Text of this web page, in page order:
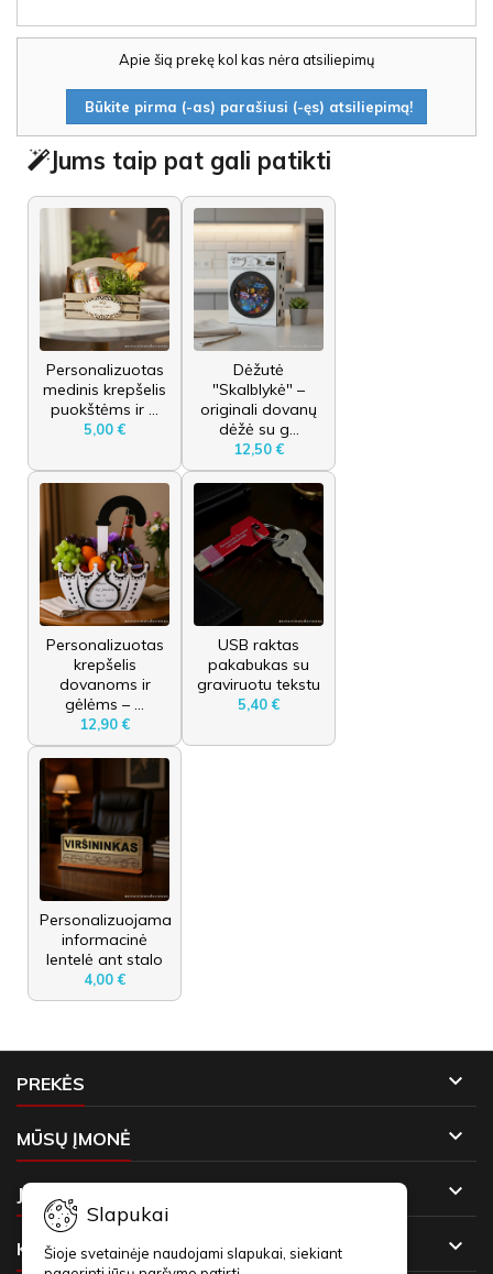
Apie šią prekę kol kas nėra atsiliepimų
Būkite pirma (-as) parašiusi (-ęs) atsiliepimą!
Jums taip pat gali patikti
Personalizuotas
medinis krepšelis
puokštėms ir ...
5,00 €
Dėžutė
"Skalblykė" –
originali dovanų
dėžė su g...
12,50 €
Personalizuotas
krepšelis
dovanoms ir
gėlėms – ...
12,90 €
USB raktas
pakabukas su
graviruotu tekstu
5,40 €
Personalizuojama
informacinė
lentelė ant stalo
4,00 €
PREKĖS 
MŪSŲ ĮMONĖ 
JŪSŲ PASKYRA 
KONTAKTAI 
Slapukai
Šioje svetainėje naudojami slapukai, siekiant